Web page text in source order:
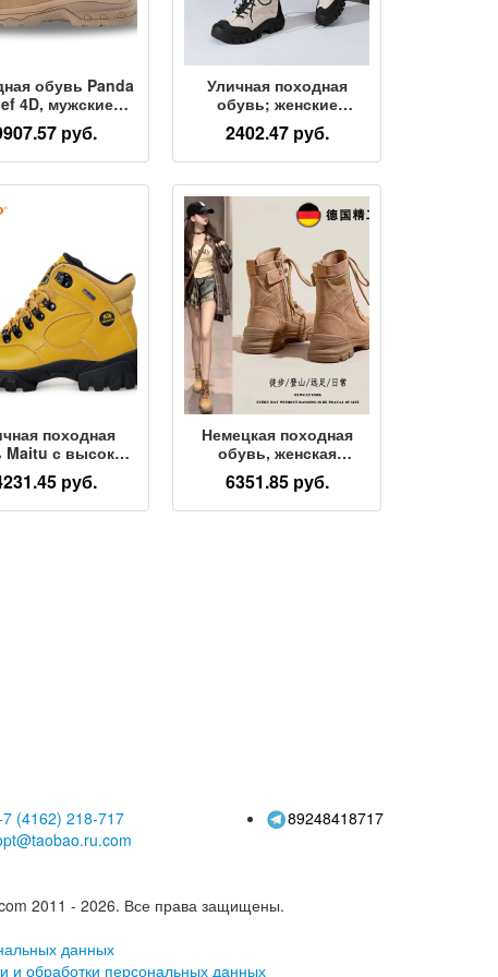
обувь Panda
4D, мужские
походные
отдыха на
в пустыне
руб.
Уличная походная
обувь; женские
нескользящие
водонепроницаемые
туристические
ботинки; кожаные
дышащие ботинки
Martin; походная обувь
на толстой подошве
2402.47 руб.
походная
Maitu с высоким
женская
руб.
Немецкая походная
обувь, женская
водонепроницаемая
нескользящая
походная обувь для
6351.85 руб.
(4162) 218-717
89248418717
2011 - 2026. Все права защищены.
данных
и обработки персональных данных